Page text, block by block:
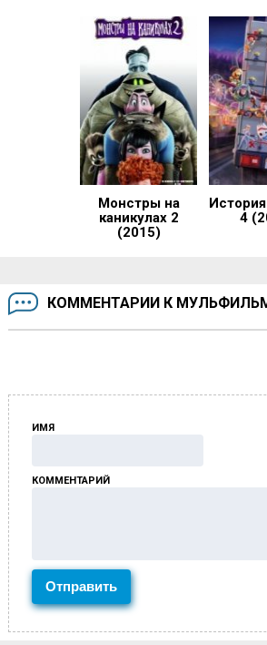
Монстры на
каникулах 2
(2015)
4
КОММЕНТАРИИ К
ИМЯ
КОММЕНТАРИЙ